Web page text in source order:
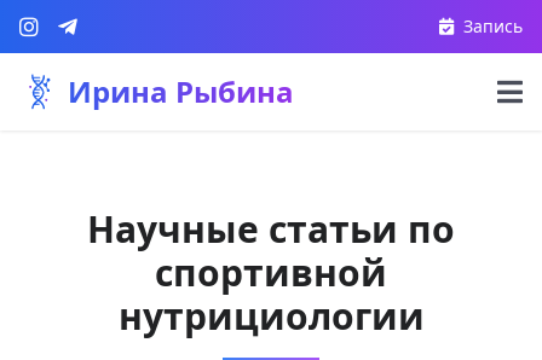
Запись
Ирина Рыбина
Научные статьи по
спортивной
нутрициологии